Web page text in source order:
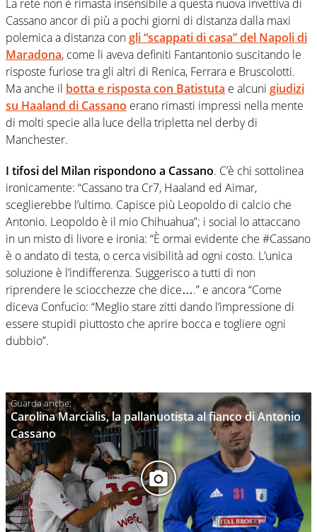
La rete non è rimasta insensibile a questa nuova invettiva di
Cassano ancor di più a pochi giorni di distanza dalla maxi
polemica a distanza congli “scappati di casa” del Napoli di
Maradona, come li aveva definiti Fantantonio suscitando le
risposte furiose tra gli altri di Renica, Ferrara e Bruscolotti.
Ma anche il botta e risposta con Batistuta e alcuni giudizi
su Haaland di Cassano erano rimasti impressi nella mente
di molti specie alla luce della tripletta nel derby di
Manchester.
I tifosi del Milan rispondono a Cassano. C’è chi sottolinea
ironicamente: “Cassano tra Cr7, Haaland ed Aimar,
sceglierebbe l’ultimo. Capisce più Leopoldo di calcio che
Antonio. Leopoldo è il mio Chihuahua”; i social lo attaccano
in un misto di livore e ironia: “È ormai evidente che #Cassano
è o andato di testa, o cerca visibilità ad ogni costo. L’unica
soluzione è l’indifferenza. Suggerisco a tutti di non
riprendere le sciocchezze che dice….” e ancora “Come
diceva Confucio: “Meglio stare zitti dando l’impressione di
essere stupidi piuttosto che aprire bocca e togliere ogni
dubbio”.
Carolina Marcialis, la pallanuotista al fianco di Antonio
Cassano